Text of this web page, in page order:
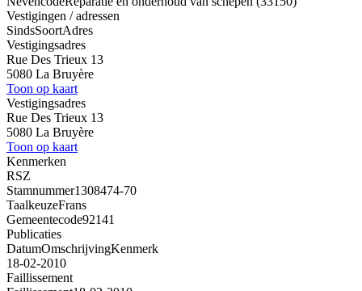
Vestigingen / adressen
SindsSoortAdres
Vestigingsadres
Rue Des Trieux 13
5080 La Bruyère
Toon op kaart
Vestigingsadres
Rue Des Trieux 13
5080 La Bruyère
Toon op kaart
Kenmerken
RSZ
Stamnummer1308474-70
TaalkeuzeFrans
Gemeentecode92141
Publicaties
DatumOmschrijvingKenmerk
18-02-2010
Faillissement